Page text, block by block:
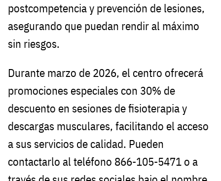
postcompetencia y prevención de lesiones,
asegurando que puedan rendir al máximo
sin riesgos.
Durante marzo de 2026, el centro ofrecerá
promociones especiales con 30% de
descuento en sesiones de fisioterapia y
descargas musculares, facilitando el acceso
a sus servicios de calidad. Pueden
contactarlo al teléfono 866-105-5471 o a